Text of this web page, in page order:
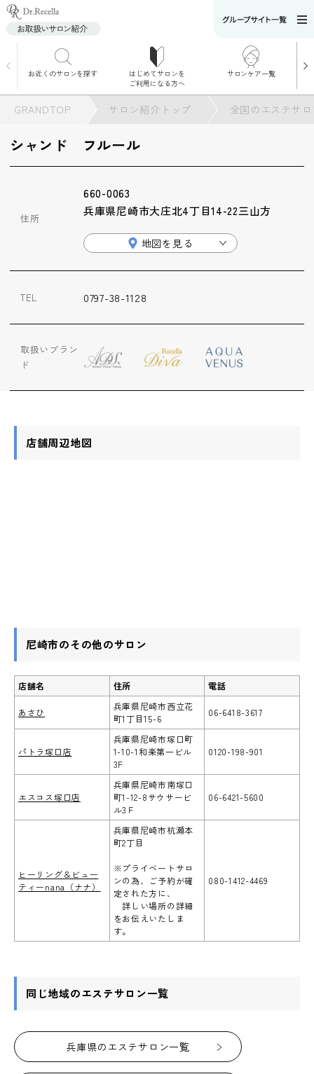
お近くのサロンを探す
はじめてサロンを
ご利用になる方へ
サロンケア一覧
ュー
施術別で探す
お悩み別で探す
角質ケア｜ポレーシ
ョン
ハーブトリートメン
GRANDTOP サロン紹介トップ 全国のエステサ
シャンド フルール
住所
660-0063
兵庫県尼崎市大庄北4丁目14-22三山方
地図を見る
TEL 0797-38-1128
取扱いブラン
ド
店舗周辺地図
尼崎市のその他のサロン
店舗名 住所 電話
あさひ
兵庫県尼崎市西立花
町1丁目15-6
06-6418-3617
パトラ塚口店
兵庫県尼崎市塚口町
1-10-1和楽第一ビル
3F
0120-198-901
エスコス塚口店
兵庫県尼崎市南塚口
町1-12-8サウサービ
ル3Ｆ
06-6421-5600
ヒーリング＆ビュー
ティーnana（ナナ）
兵庫県尼崎市杭瀬本
町2丁目
※プライベートサロ
ンの為、ご予約が確
定された方に、
詳しい場所の詳細
をお伝えいたしま
す。
080-1412-4469
同じ地域のエステサロン一覧
兵庫県のエステサロン一覧